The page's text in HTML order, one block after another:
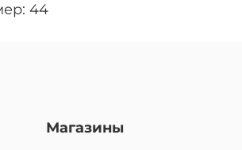
44
Магазины